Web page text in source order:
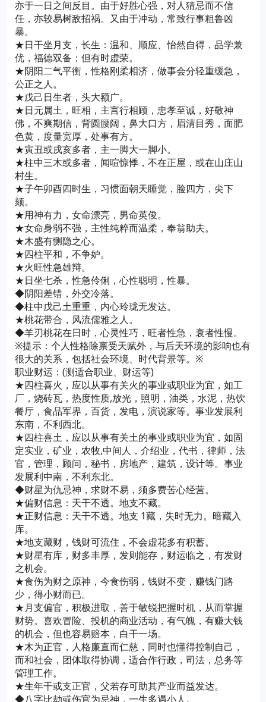
亦于一日之间反目。由于好胜心强，对人猜忌而不信
任，亦较易树敌招祸。又由于冲动，常致行事粗鲁凶
暴。
★日干坐月支，长生：温和、顺应、怡然自得，品学兼
优，福德双备；但有时虚荣。
★阴阳二气平衡，性格刚柔相济，做事会分轻重缓急，
公正之人。
★戊己日生者，头大额广。
★日元属土，旺相，主言行相顾，忠孝至诚，好敬神
佛，不爽期信，背圆腰阔，鼻大口方，眉清目秀，面肥
色黄，度量宽厚，处事有方。
★寅丑或戌亥多者，主一脚大一脚小。
★柱中三木或多者，闻喧惊悸，不在正屋，或在山庄山
村生。
★子午卯酉四时生，习惯面朝天睡觉，脸四方，尖下
颏。
★用神有力，女命漂亮，男命英俊。
★女命身弱不强，主性纯粹而温柔，奉翁助夫。
★木盛有恻隐之心。
★四柱平和，不争妒。
★火旺性急雄辩。
★日坐七杀，性急伶俐，心性聪明，性暴。
◆阴阳差错，外交冷落。
◆柱中戊己土重重，内心玲珑无发达。
★桃花带合，风流儒雅之人。
◆羊刃桃花在日时，心灵性巧，旺者性急，衰者性慢。
※提示：个人性格除禀受天赋外，与后天环境的影响也有
很大的关系，包括社会环境、时代背景等。※
职业财运：(测适合职业、财运等)
★四柱喜火，应以从事有关火的事业或职业为宜，如工
厂，烧砖瓦，热度性质,放光，照明，油类，水泥，热饮
餐厅，食品军界，百货，发电，演说家等。事业发展利
东南，不利西北。
★四柱喜土，应以从事有关土的事业或职业为宜，如固
定实业，矿业，农牧,中间人，介绍业，代书，律师，法
官，管理，顾问，秘书，房地产，建筑，设计等。事业
发展利中南，不利东北。
◆财星为仇忌神，求财不易，须多费苦心经营。
★偏财信息：天干不透。地支不藏。
★正财信息：天干不透。地支 1藏，失时无力。暗藏入
库。
★地支藏财，钱财可流住，不会虚花多有积蓄。
★财星有库，财多丰厚，发则能存，财运临之，有发财
之机会。
★食伤为财之原神，今食伤弱，钱财不变，赚钱门路
少，得小财而已。
★月支偏官，积极进取，善于敏锐把握时机，从而掌握
财势。喜欢冒险、投机的商业活动，有气魄，有赚大钱
的机会，但也容易赔本，白干一场。
★木为正官，人格廉直而仁慈，同时也懂得控制自己，
而和社会，团体取得协调，适合作行政，司法，总务等
管理工作。
★生年干或支正官，父若存可助其产业而益发达。
◆八字比劫或伤官为忌神，一生多遇小人。